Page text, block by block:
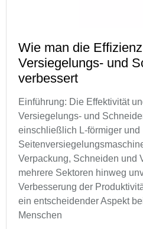
Wie man die
Versiegelungs- und
verbessert
Einführung: Die Effektivität
Versiegelungs- und
einschließlich L-förmiger und
Verpackung, Schneiden und
mehrere Sektoren hinweg
Verbesserung der
ein entscheidender Aspekt
Menschen